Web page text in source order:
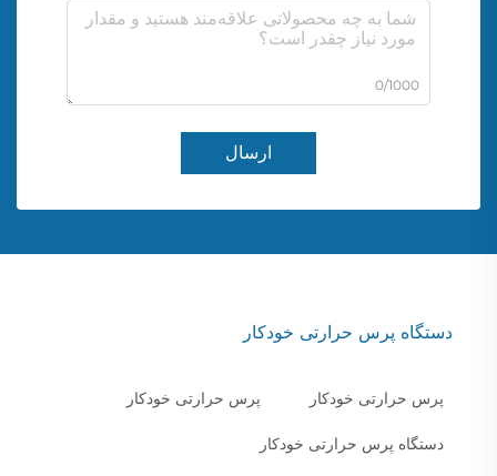
0/1000
ارسال
دستگاه پرس حرارتی خودکار
پرس حرارتی خودکار پرس حرارتی خودکار
دستگاه پرس حرارتی خودکار